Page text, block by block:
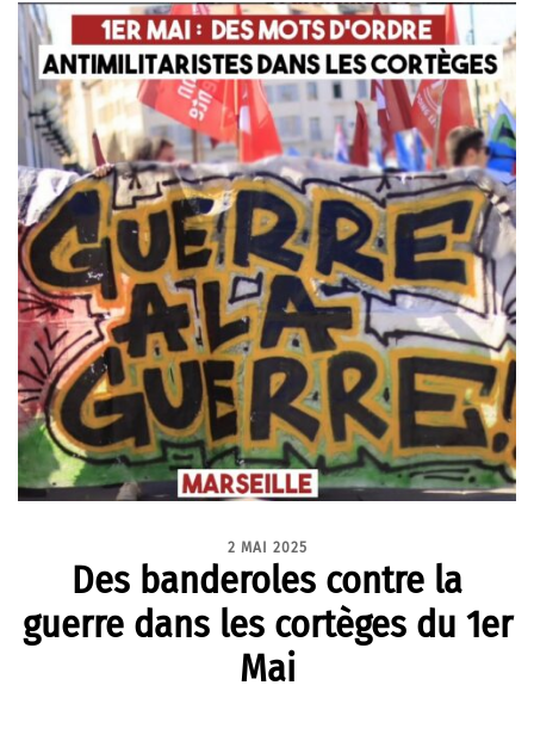
2 MAI 2025
Des banderoles contre la
guerre dans les cortèges du 1er
Mai